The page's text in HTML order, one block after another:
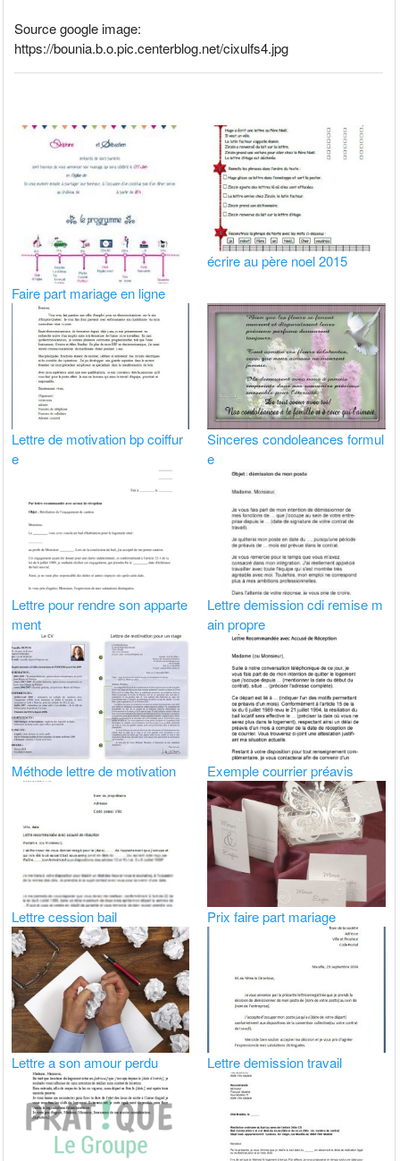
Source google image:
https://bounia.b.o.pic.centerblog.net/cixulfs4.jpg
Faire part mariage en ligne
écrire au père noel 2015
Lettre de motivation bp coiffur
e
Sinceres condoleances formul
e
Lettre pour rendre son apparte
ment
Lettre demission cdi remise m
ain propre
Méthode lettre de motivation Exemple courrier préavis
Lettre cession bail Prix faire part mariage
Lettre a son amour perdu Lettre demission travail